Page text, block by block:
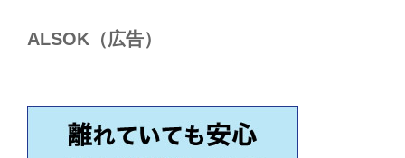
ALSОK（広告）